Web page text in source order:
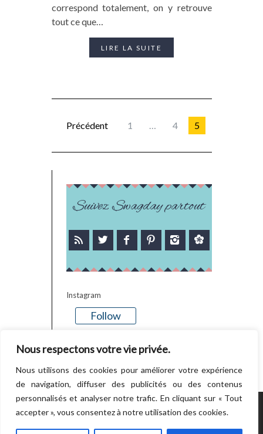
Nous respectons votre vie privée.
Nous utilisons des cookies pour améliorer votre expérience
de navigation, diffuser des publicités ou des contenus
personnalisés et analyser notre trafic. En cliquant sur « Tout
accepter », vous consentez à notre utilisation des cookies.
correspond totalement, on y retrouve
tout ce que…
LIRE LA SUITE
Précédent 1 … 4 5
Suivez Swagday partout
Instagram
Follow
POWERED BY WORDPRESS.CREATED BY
THEMESINDEP